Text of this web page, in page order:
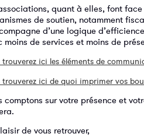
quant à elles, font
de soutien, notamment
d’une logique
moins de services et moins de
trouverez ici les éléments de
trouverez ici de quoi imprimer vos
comptons sur votre présence et
de vous retrouver,